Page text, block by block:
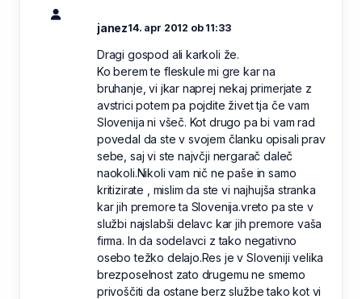
janez14. apr 2012 ob 11:33
Dragi gospod ali karkoli že.
Ko berem te fleskule mi gre kar na
bruhanje, vi jkar naprej nekaj primerjate z
avstrici potem pa pojdite živet tja če vam
Slovenija ni všeč. Kot drugo pa bi vam rad
povedal da ste v svojem članku opisali prav
sebe, saj vi ste najvčji nergarač daleč
naokoli.Nikoli vam nič ne paše in samo
kritizirate , mislim da ste vi najhujša stranka
kar jih premore ta Slovenija.vreto pa ste v
službi najslabši delavc kar jih premore vaša
firma. In da sodelavci z tako negativno
osebo težko delajo.Res je v Sloveniji velika
brezposelnost zato drugemu ne smemo
privoščiti da ostane berz službe tako kot vi